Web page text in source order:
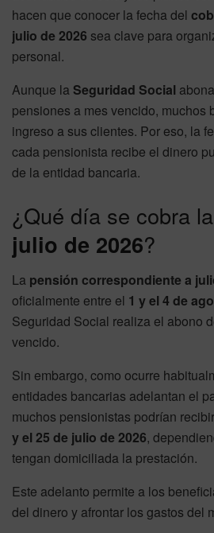
hacen que conocer la fecha del
julio de 2026 sea clave para
personal.
Aunque la Seguridad Social
pensiones a mes vencido, muchos
ingreso a sus clientes. Por eso, la
cada pensionista recibe el dinero
de la entidad bancaria.
¿Qué día se cobra la
julio de 2026?
La pensión correspondiente a
oficialmente entre el 1 y el 4 de
Seguridad Social realiza el abono
vencido.
Sin embargo, como ocurre
entidades bancarias adelantan el
muchos pensionistas podrían
y el 25 de julio de 2026,
tengan domiciliada la prestación.
Este adelanto permite a los
del dinero y afrontar los gastos del